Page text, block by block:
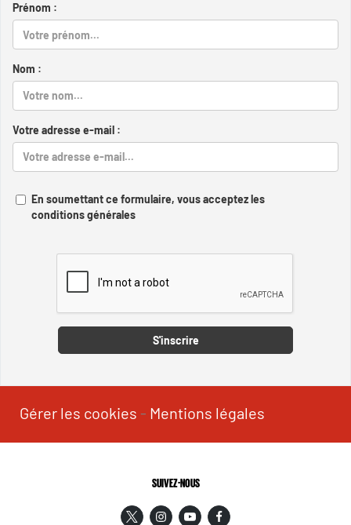
Prénom :
Nom :
Votre adresse e-mail :
En soumettant ce formulaire, vous acceptez les
conditions générales
S'inscrire
Gérer les cookies - Mentions légales
SUIVEZ-NOUS